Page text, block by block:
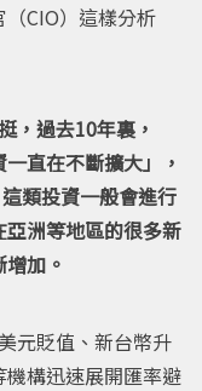
CIO）這樣分析
，過去10年裏，
直在不斷擴大」，
類投資一般會進行
洲等地區的很多新
加。
元貶值、新台幣升
構迅速展開匯率避